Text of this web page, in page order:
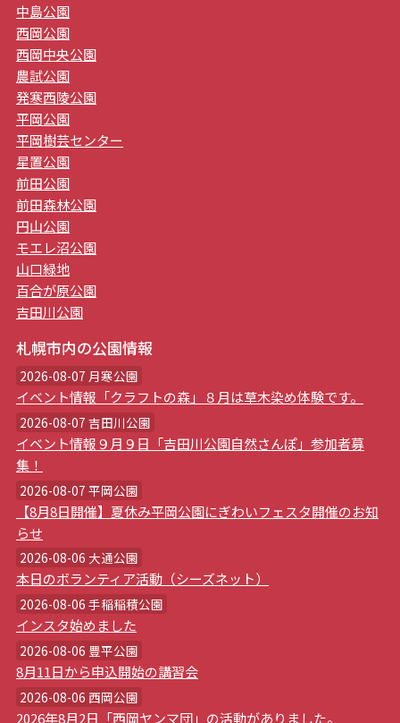
中島公園
西岡公園
西岡中央公園
農試公園
発寒西陵公園
平岡公園
平岡樹芸センター
星置公園
前田公園
前田森林公園
円山公園
モエレ沼公園
山口緑地
百合が原公園
吉田川公園
札幌市内の公園情報
2026-08-07 月寒公園
イベント情報「クラフトの森」８月は草木染め体験です。
2026-08-07 吉田川公園
イベント情報９月９日「吉田川公園自然さんぽ」参加者募
集！
2026-08-07 平岡公園
【8月8日開催】夏休み平岡公園にぎわいフェスタ開催のお知
らせ
2026-08-06 大通公園
本日のボランティア活動（シーズネット）
2026-08-06 手稲稲積公園
インスタ始めました
2026-08-06 豊平公園
8月11日から申込開始の講習会
2026-08-06 西岡公園
2026年8月2日「西岡ヤンマ団」の活動がありました。